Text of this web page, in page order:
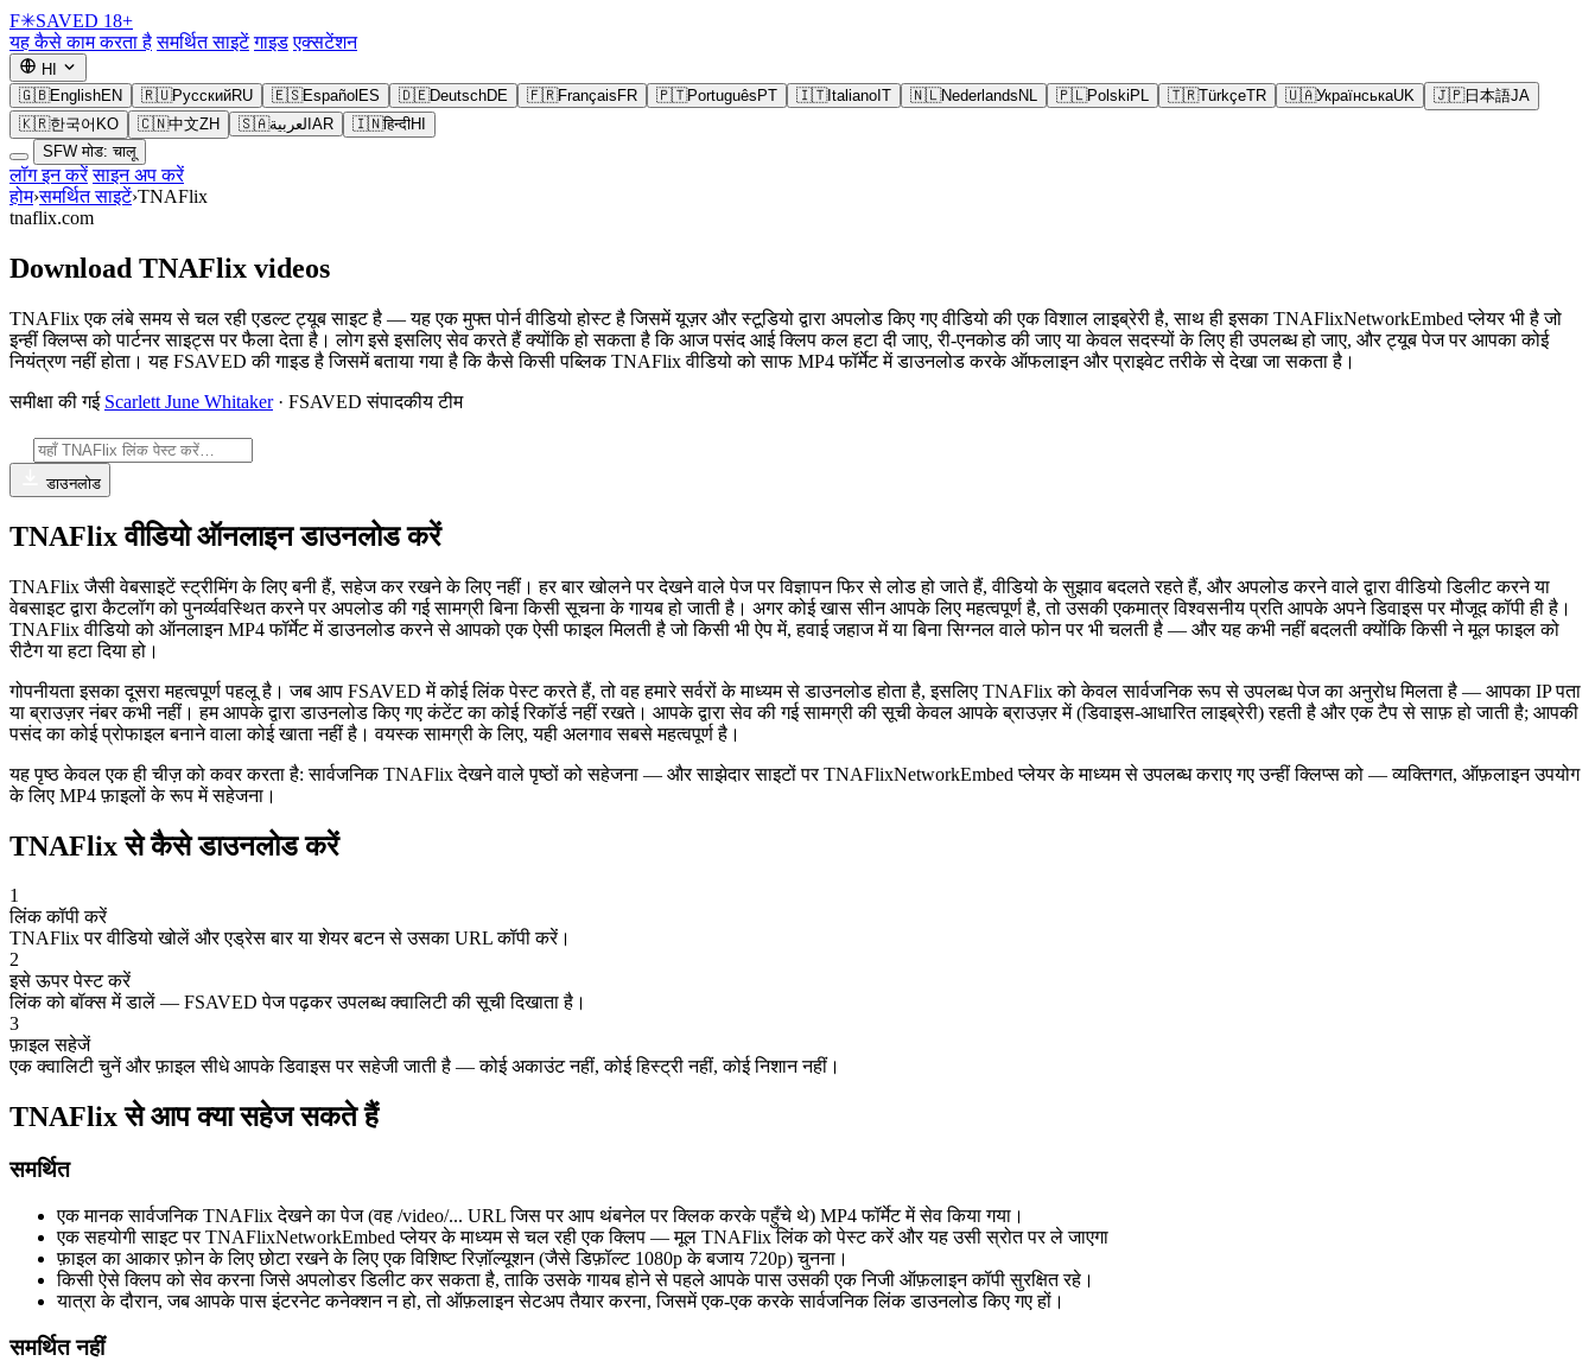
F✳SAVED 18+
यह कैसे काम करता है समर्थित साइटें गाइड एक्सटेंशन
HI
🇬🇧EnglishEN 🇷🇺РусскийRU 🇪🇸Español ES 🇩🇪DeutschDE 🇫🇷Français FR 🇵🇹Português PT 🇮🇹Italiano IT 🇳🇱Nederlands NL 🇵🇱Polski PL 🇹🇷TürkçeTR 🇺🇦УкраїнськаUK 🇯🇵日本語JA
🇰🇷한국어 KO 🇨🇳中文ZH 🇸🇦العربية AR 🇮🇳हिन्दीHI
SFW मोड: चालू
लॉग इन करें साइन अप करें
होम›समर्थित साइटें›TNAFlix
tnaflix.com
Download TNAFlix videos
TNAFlix एक लंबे समय से चल रही एडल्ट ट्यूब साइट है — यह एक मुफ्त पोर्न वीडियो होस्ट है जिसमें यूज़र और स्टूडियो द्वारा अपलोड किए गए वीडियो की एक विशाल लाइब्रेरी है, साथ ही इसका TNAFlixNetworkEmbed प्लेयर भी है जो
इन्हीं क्लिप्स को पार्टनर साइट्स पर फैला देता है। लोग इसे इसलिए सेव करते हैं क्योंकि हो सकता है कि आज पसंद आई क्लिप कल हटा दी जाए, री-एनकोड की जाए या केवल सदस्यों के लिए ही उपलब्ध हो जाए, और ट्यूब पेज पर आपका कोई
नियंत्रण नहीं होता। यह FSAVED की गाइड है जिसमें बताया गया है कि कैसे किसी पब्लिक TNAFlix वीडियो को साफ MP4 फॉर्मेट में डाउनलोड करके ऑफलाइन और प्राइवेट तरीके से देखा जा सकता है।
समीक्षा की गई Scarlett June Whitaker· FSAVED संपादकीय टीम
डाउनलोड
TNAFlix वीडियो ऑनलाइन डाउनलोड करें
TNAFlix जैसी वेबसाइटें स्ट्रीमिंग के लिए बनी हैं, सहेज कर रखने के लिए नहीं। हर बार खोलने पर देखने वाले पेज पर विज्ञापन फिर से लोड हो जाते हैं, वीडियो के सुझाव बदलते रहते हैं, और अपलोड करने वाले द्वारा वीडियो डिलीट करने या
वेबसाइट द्वारा कैटलॉग को पुनर्व्यवस्थित करने पर अपलोड की गई सामग्री बिना किसी सूचना के गायब हो जाती है। अगर कोई खास सीन आपके लिए महत्वपूर्ण है, तो उसकी एकमात्र विश्वसनीय प्रति आपके अपने डिवाइस पर मौजूद कॉपी ही है।
TNAFlix वीडियो को ऑनलाइन MP4 फॉर्मेट में डाउनलोड करने से आपको एक ऐसी फाइल मिलती है जो किसी भी ऐप में, हवाई जहाज में या बिना सिग्नल वाले फोन पर भी चलती है — और यह कभी नहीं बदलती क्योंकि किसी ने मूल फाइल को
रीटैग या हटा दिया हो।
गोपनीयता इसका दूसरा महत्वपूर्ण पहलू है। जब आप FSAVED में कोई लिंक पेस्ट करते हैं, तो वह हमारे सर्वरों के माध्यम से डाउनलोड होता है, इसलिए TNAFlix को केवल सार्वजनिक रूप से उपलब्ध पेज का अनुरोध मिलता है — आपका IP पता
या ब्राउज़र नंबर कभी नहीं। हम आपके द्वारा डाउनलोड किए गए कंटेंट का कोई रिकॉर्ड नहीं रखते। आपके द्वारा सेव की गई सामग्री की सूची केवल आपके ब्राउज़र में (डिवाइस-आधारित लाइब्रेरी) रहती है और एक टैप से साफ़ हो जाती है; आपकी
पसंद का कोई प्रोफाइल बनाने वाला कोई खाता नहीं है। वयस्क सामग्री के लिए, यही अलगाव सबसे महत्वपूर्ण है।
यह पृष्ठ केवल एक ही चीज़ को कवर करता है: सार्वजनिक TNAFlix देखने वाले पृष्ठों को सहेजना — और साझेदार साइटों पर TNAFlixNetworkEmbed प्लेयर के माध्यम से उपलब्ध कराए गए उन्हीं क्लिप्स को — व्यक्तिगत, ऑफ़लाइन उपयोग
के लिए MP4 फ़ाइलों के रूप में सहेजना।
TNAFlix से कैसे डाउनलोड करें
1
लिंक कॉपी करें
TNAFlix पर वीडियो खोलें और एड्रेस बार या शेयर बटन से उसका URL कॉपी करें।
2
इसे ऊपर पेस्ट करें
लिंक को बॉक्स में डालें — FSAVED पेज पढ़कर उपलब्ध क्वालिटी की सूची दिखाता है।
3
फ़ाइल सहेजें
एक क्वालिटी चुनें और फ़ाइल सीधे आपके डिवाइस पर सहेजी जाती है — कोई अकाउंट नहीं, कोई हिस्ट्री नहीं, कोई निशान नहीं।
TNAFlix से आप क्या सहेज सकते हैं
समर्थित
एक मानक सार्वजनिक TNAFlix देखने का पेज (वह /video/... URL जिस पर आप थंबनेल पर क्लिक करके पहुँचे थे) MP4 फॉर्मेट में सेव किया गया।
एक सहयोगी साइट पर TNAFlixNetworkEmbed प्लेयर के माध्यम से चल रही एक क्लिप — मूल TNAFlix लिंक को पेस्ट करें और यह उसी स्रोत पर ले जाएगा
फ़ाइल का आकार फ़ोन के लिए छोटा रखने के लिए एक विशिष्ट रिज़ॉल्यूशन (जैसे डिफ़ॉल्ट 1080p के बजाय 720p) चुनना।
किसी ऐसे क्लिप को सेव करना जिसे अपलोडर डिलीट कर सकता है, ताकि उसके गायब होने से पहले आपके पास उसकी एक निजी ऑफ़लाइन कॉपी सुरक्षित रहे।
यात्रा के दौरान, जब आपके पास इंटरनेट कनेक्शन न हो, तो ऑफ़लाइन सेटअप तैयार करना, जिसमें एक-एक करके सार्वजनिक लिंक डाउनलोड किए गए हों।
समर्थित नहीं